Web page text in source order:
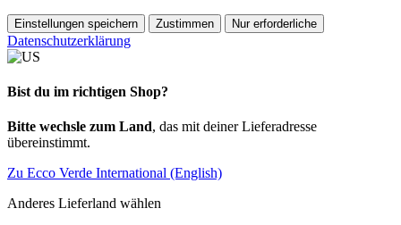
Einstellungen speichern Zustimmen Nur erforderliche
Datenschutzerklärung
Bist du im richtigen Shop?
Bitte wechsle zum Land, das mit deiner Lieferadresse
übereinstimmt.
Zu Ecco Verde International (English)
Anderes Lieferland wählen